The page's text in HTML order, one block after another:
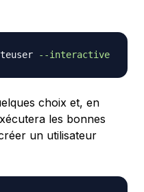
--interactive
choix et, en
les bonnes
un utilisateur